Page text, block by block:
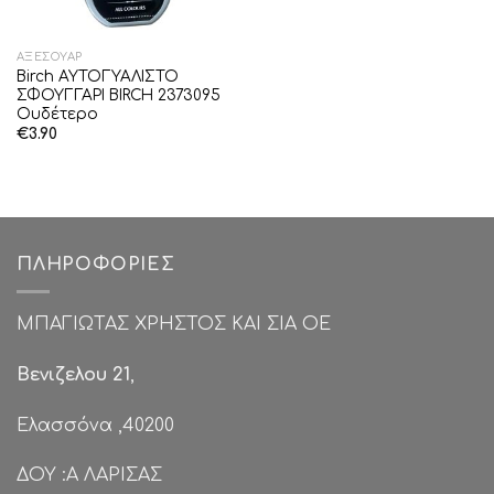
ΑΞΕΣΟΥΆΡ
Birch ΑΥΤΟΓΥΑΛΙΣΤΟ
ΣΦΟΥΓΓΑΡΙ BIRCH 2373095
Ουδέτερο
€3.90
ΠΛΗΡΟΦΟΡΊΕΣ
ΜΠΑΓΙΩΤΑΣ ΧΡΗΣΤΟΣ ΚΑΙ ΣΙΑ ΟΕ
Βενιζελου 21,
Ελασσόνα ,40200
ΔΟΥ :Α ΛΑΡΙΣΑΣ